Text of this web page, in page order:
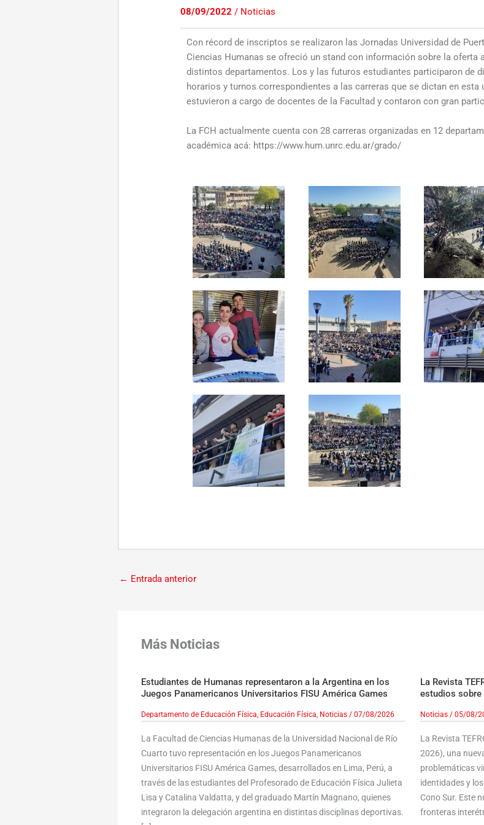
08/09/2022/ Noticias
Con récord de inscriptos se realizaron las Jornadas Universidad de
Ciencias Humanas se ofreció un stand con información sobre la oferta
distintos departamentos. Los y las futuros estudiantes participaron de
horarios y turnos correspondientes a las carreras que se dictan en
estuvieron a cargo de docentes de la Facultad y contaron con gran
La FCH actualmente cuenta con 28 carreras organizadas en 12
académica acá: https://www.hum.unrc.edu.ar/grado/
← Entrada anterior
Más Noticias
Estudiantes de Humanas representaron a la Argentina en los
Juegos Panamericanos Universitarios FISU América Games
Departamento de Educación Física, Educación Física, Noticias/ 07/08/2026
La Facultad de Ciencias Humanas de la Universidad Nacional de Río
Cuarto tuvo representación en los Juegos Panamericanos
Universitarios FISU América Games, desarrollados en Lima, Perú, a
través de las estudiantes del Profesorado de Educación Física Julieta
Lisa y Catalina Valdatta, y del graduado Martín Magnano, quienes
integraron la delegación argentina en distintas disciplinas deportivas.
La Revista
estudios
Noticias/ 05/08/
La Revista
2026), una
problemáticas
identidades y
Cono Sur. Este
fronteras